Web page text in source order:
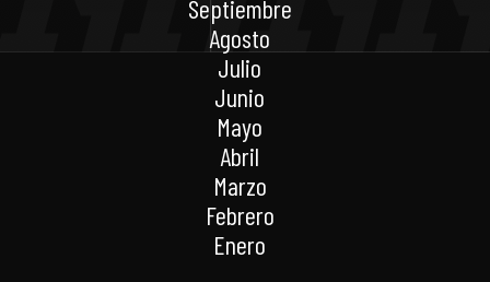
Septiembre
Agosto
Julio
Junio
Mayo
Abril
Marzo
Febrero
Enero